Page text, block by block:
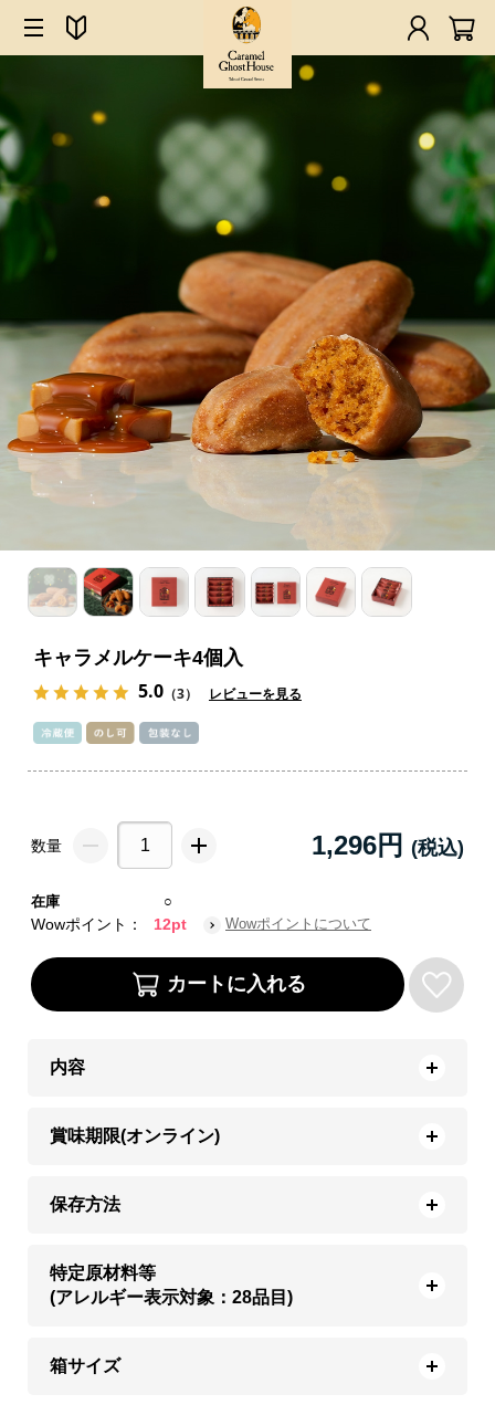
キャラメルケーキ4個入
5.0 （3） レビューを見る
数量 1,296円
在庫 ○
Wowポイント： 12pt Wowポイントについて
内容
賞味期限(オンライン)
保存方法
特定原材料等
(アレルギー表示対象：28品目)
箱サイズ